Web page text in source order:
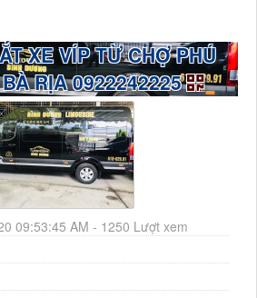
XE VÍP TỪ CHỢ PHÚ
RỊA 0922242225
09:53:45 AM - 1250 Lượt xem